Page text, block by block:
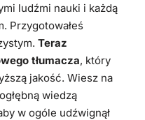
ludźmi nauki i każdą
Przygotowałeś
Teraz
tłumacza, który
jakość. Wiesz na
wiedzą
w ogóle udźwignął